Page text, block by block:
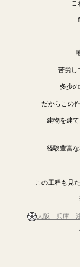
苦労し
多少
だからこの
建物を建
経験豊富
この工程も見
大阪 兵庫